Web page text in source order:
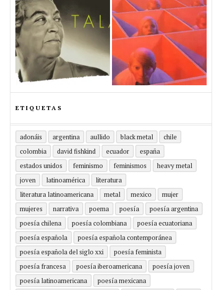
ETIQUETAS
adonáis argentina aullido black metal
chile
colombia
david fishkind ecuador
españa
estados unidos
feminismo feminismos
heavy metal
joven
latinoamérica
literatura
literatura latinoamericana
metal mexico
mujer
mujeres
narrativa poema poesía
poesía argentina
poesía chilena
poesía colombiana
poesía ecuatoriana
poesía española
poesía española contemporánea
poesía española del siglo xxi
poesía feminista
poesía francesa
poesía iberoamericana
poesía joven
poesía latinoamericana
poesía mexicana